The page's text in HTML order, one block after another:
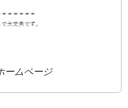
ームページ